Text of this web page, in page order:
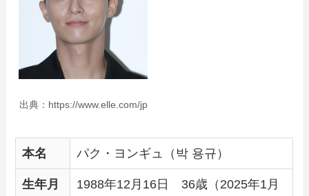
出典：https://www.elle.com/jp
本名 パク・ヨンギュ（ 박 용규 ）
生年月
1988年12月16日 36歳（2025年1月